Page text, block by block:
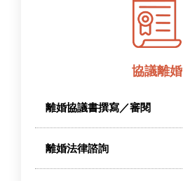
協議離婚
離婚協議書撰寫／審閱
離婚法律諮詢